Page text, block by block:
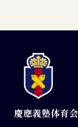
慶應義塾体育